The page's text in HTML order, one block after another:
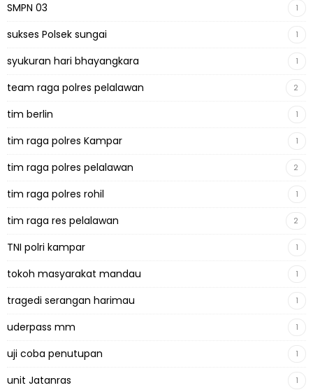
SMPN 03 1
sukses Polsek sungai 1
syukuran hari bhayangkara 1
team raga polres pelalawan 2
tim berlin 1
tim raga polres Kampar 1
tim raga polres pelalawan 2
tim raga polres rohil 1
tim raga res pelalawan 2
TNI polri kampar 1
tokoh masyarakat mandau 1
tragedi serangan harimau 1
uderpass mm 1
uji coba penutupan 1
unit Jatanras 1